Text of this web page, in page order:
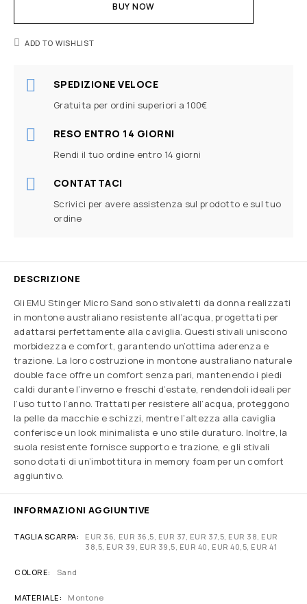
BUY NOW
ADD TO WISHLIST
SPEDIZIONE VELOCE
Gratuita per ordini superiori a 100€
RESO ENTRO 14 GIORNI
Rendi il tuo ordine entro 14 giorni
CONTATTACI
Scrivici per avere assistenza sul prodotto e sul tuo
ordine
DESCRIZIONE
Gli EMU Stinger Micro Sand sono stivaletti da donna realizzati
in montone australiano resistente all’acqua, progettati per
adattarsi perfettamente alla caviglia. Questi stivali uniscono
morbidezza e comfort, garantendo un’ottima aderenza e
trazione. La loro costruzione in montone australiano naturale
double face offre un comfort senza pari, mantenendo i piedi
caldi durante l’inverno e freschi d’estate, rendendoli ideali per
l’uso tutto l’anno. Trattati per resistere all’acqua, proteggono
la pelle da macchie e schizzi, mentre l’altezza alla caviglia
conferisce un look minimalista e uno stile duraturo. Inoltre, la
suola resistente fornisce supporto e trazione, e gli stivali
sono dotati di un’imbottitura in memory foam per un comfort
aggiuntivo.
INFORMAZIONI AGGIUNTIVE
TAGLIA SCARPA
EUR 36, EUR 36,5, EUR 37, EUR 37,5, EUR 38, EUR
38,5, EUR 39, EUR 39,5, EUR 40, EUR 40,5, EUR 41
COLORE Sand
MATERIALE Montone